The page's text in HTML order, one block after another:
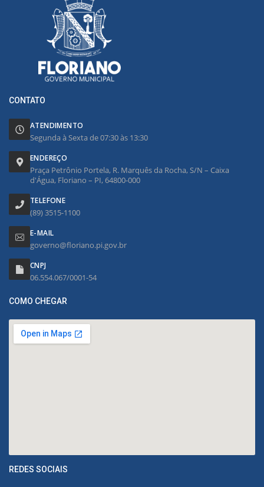
CONTATO
ATENDIMENTO
Segunda à Sexta de 07:30 às 13:30
ENDEREÇO
Praça Petrônio Portela, R. Marquês da Rocha, S/N – Caixa
d'Água, Floriano – PI, 64800-000
TELEFONE
(89) 3515-1100
E-MAIL
governo@floriano.pi.gov.br
CNPJ
06.554.067/0001-54
COMO CHEGAR
REDES SOCIAIS